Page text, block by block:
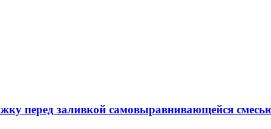
перед заливкой самовыравнивающейся